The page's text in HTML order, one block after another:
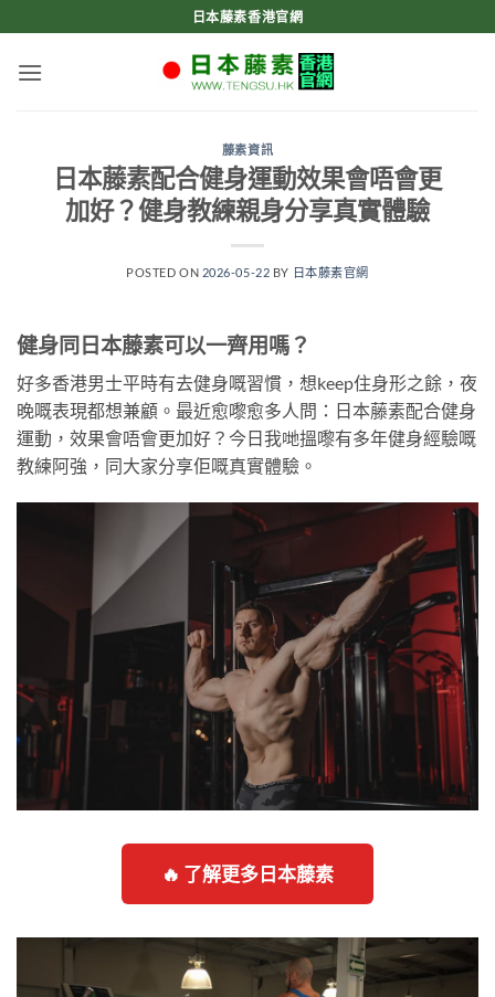
to
content
日本藤素香港官網
藤素資訊
日本藤素配合健身運動效果會唔會更
加好？健身教練親身分享真實體驗
POSTED ON 2026-05-22 BY 日本藤素官網
健身同日本藤素可以一齊用嗎？
好多香港男士平時有去健身嘅習慣，想keep住身形之餘，夜
晚嘅表現都想兼顧。最近愈嚟愈多人問：日本藤素配合健身
運動，效果會唔會更加好？今日我哋搵嚟有多年健身經驗嘅
教練阿強，同大家分享佢嘅真實體驗。
🔥 了解更多日本藤素